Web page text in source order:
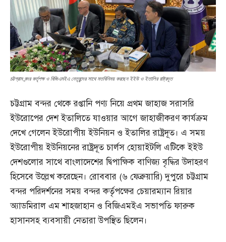
চট্টগ্রাম বন্দর কর্তৃপক্ষ ও বিজিএমইএ নেতৃবৃন্দের সাথে মতবিনিময় করছেন ইইউ ও ইতালির রাষ্ট্রদূত
চট্টগ্রাম বন্দর থেকে রপ্তানি পণ্য নিয়ে প্রথম জাহাজ সরাসরি
ইউরোপের দেশ ইতালিতে যাওয়ার আগে জাহাজীকরণ কার্যক্রম
দেখে গেলেন ইউরোপীয় ইউনিয়ন ও ইতালির রাষ্ট্রদূত। এ সময়
ইউরোপীয় ইউনিয়নের রাষ্ট্রদূত চার্লস হোয়াইটলি এটিকে ইইউ
দেশগুলোর সাথে বাংলাদেশের দ্বিপাক্ষিক বাণিজ্য বৃদ্ধির উদাহরণ
হিসেবে উল্লেখ করেছেন। রোববার (৬ ফেব্রুয়ারি) দুপুরে চট্টগ্রাম
বন্দর পরিদর্শনের সময় বন্দর কর্তৃপক্ষের চেয়ারম্যান রিয়ার
অ্যাডমিরাল এম শাহজাহান ও বিজিএমইএ সভাপতি ফারুক
হাসানসহ ব্যবসায়ী নেতারা উপস্থিত ছিলেন।